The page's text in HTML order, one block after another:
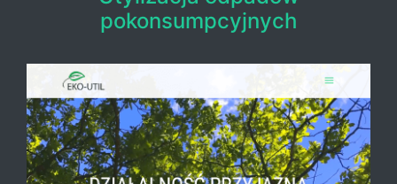
pokonsumpcyjnych